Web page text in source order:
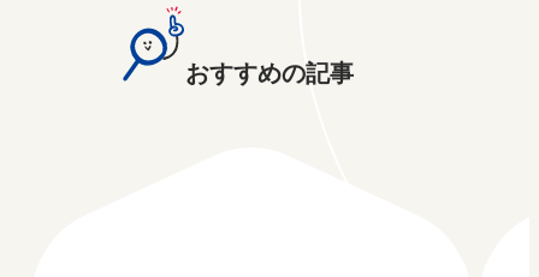
おすすめの記事